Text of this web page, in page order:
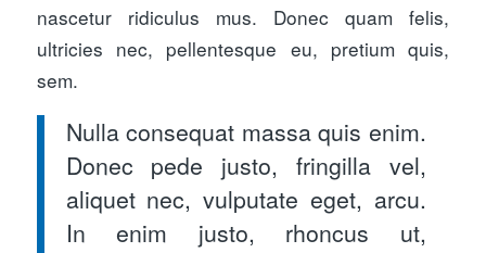
nascetur ridiculus mus. Donec quam felis,
ultricies nec, pellentesque eu, pretium quis,
sem.
Nulla consequat massa quis enim.
Donec pede justo, fringilla vel,
aliquet nec, vulputate eget, arcu.
In enim justo, rhoncus ut,